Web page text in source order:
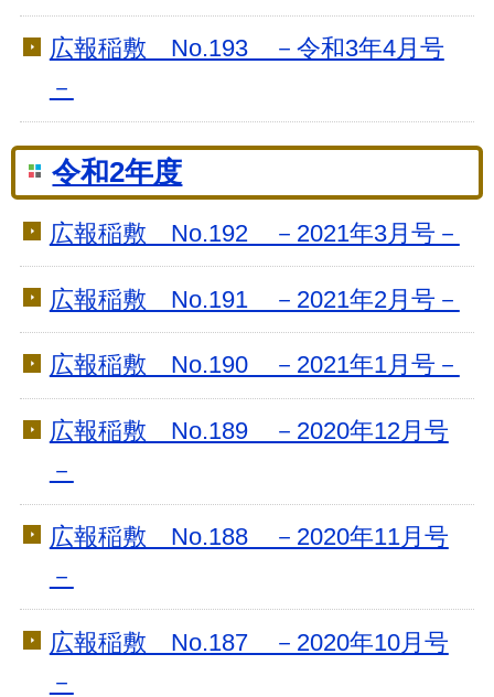
広報稲敷 No.193 －令和3年4月号
－
令和2年度
広報稲敷 No.192 －2021年3月号－
広報稲敷 No.191 －2021年2月号－
広報稲敷 No.190 －2021年1月号－
広報稲敷 No.189 －2020年12月号
－
広報稲敷 No.188 －2020年11月号
－
広報稲敷 No.187 －2020年10月号
－